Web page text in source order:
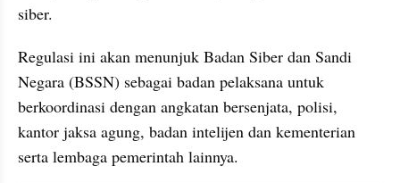
siber.
Regulasi ini akan menunjuk Badan Siber dan Sandi
Negara (BSSN) sebagai badan pelaksana untuk
berkoordinasi dengan angkatan bersenjata, polisi,
kantor jaksa agung, badan intelijen dan kementerian
serta lembaga pemerintah lainnya.